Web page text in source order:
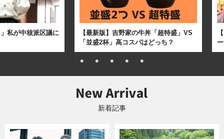
私が中核派区議に
【最新版】吉野家の牛丼「超特盛」VS
「並盛2杯」高コスパはどっち？
新着記事